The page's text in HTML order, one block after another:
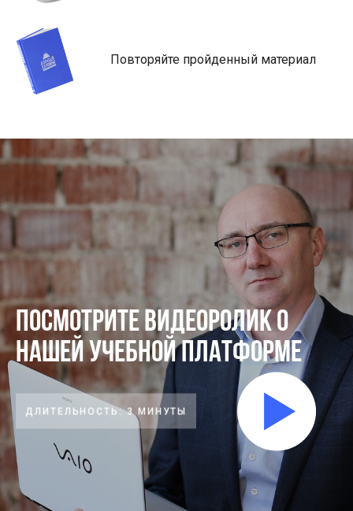
Повторяйте пройденный материал
Посмотрите видеоролик о
нашей учебной платформе
ДЛИТЕЛЬНОСТЬ: 3 МИНУТЫ